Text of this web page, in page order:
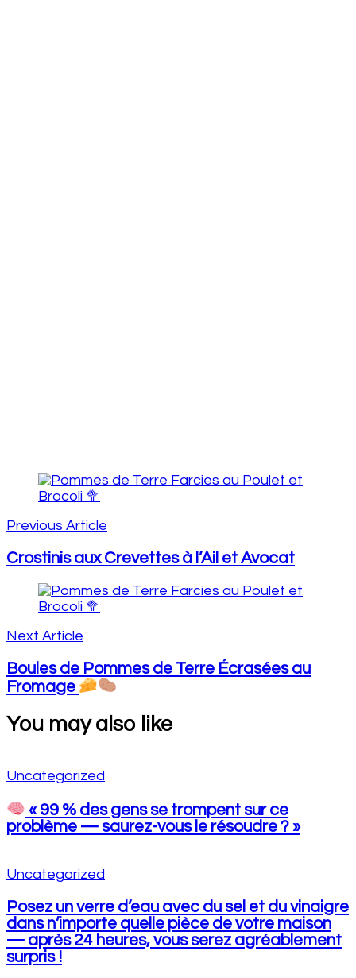
Post
Navigation
Previous Article
Crostinis aux Crevettes à l’Ail et Avocat
Next Article
Boules de Pommes de Terre Écrasées au
Fromage
You may also like
Uncategorized
« 99 % des gens se trompent sur ce
problème — saurez-vous le résoudre ? »
Uncategorized
Posez un verre d’eau avec du sel et du vinaigre
dans n’importe quelle pièce de votre maison
— après 24 heures, vous serez agréablement
surpris !